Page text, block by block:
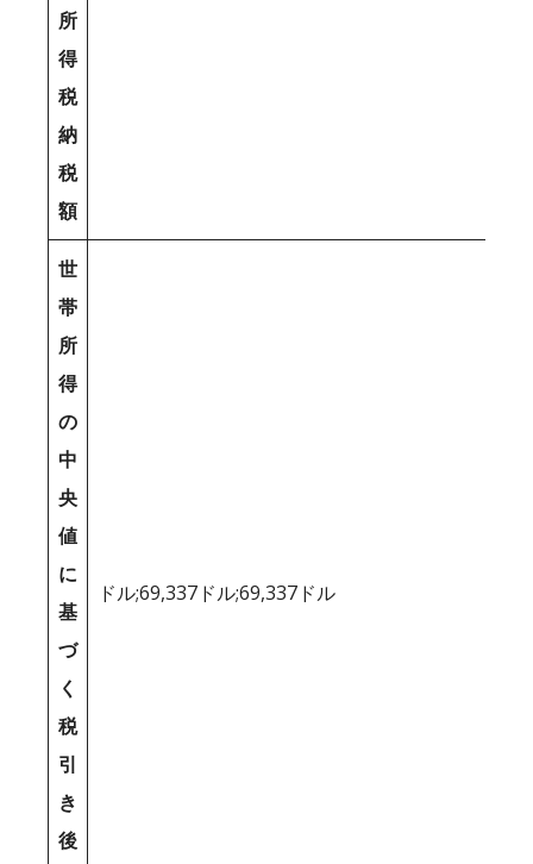
所
得
税
納
税
額
世
帯
所
得
の
中
央
値
に
基
づ
く
税
引
き
後
ドル;69,337ドル;69,337ドル